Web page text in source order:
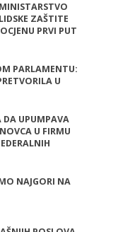
ZAŠTITE
PRVI PUT
PARLAMENTU:
U
DA UPUMPAVA
U FIRMU
NAJGORI NA